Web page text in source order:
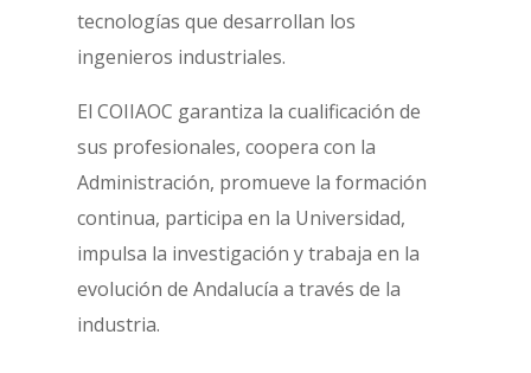
tecnologías que desarrollan los
ingenieros industriales.
El COIIAOC garantiza la cualificación de
sus profesionales, coopera con la
Administración, promueve la formación
continua, participa en la Universidad,
impulsa la investigación y trabaja en la
evolución de Andalucía a través de la
industria.